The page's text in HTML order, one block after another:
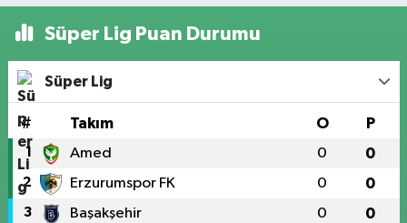
Süper Lig Puan Durumu
Süper Lig
# Takım O P
1 Amed 0 0
2 Erzurumspor FK 0 0
3 Başakşehir 0 0